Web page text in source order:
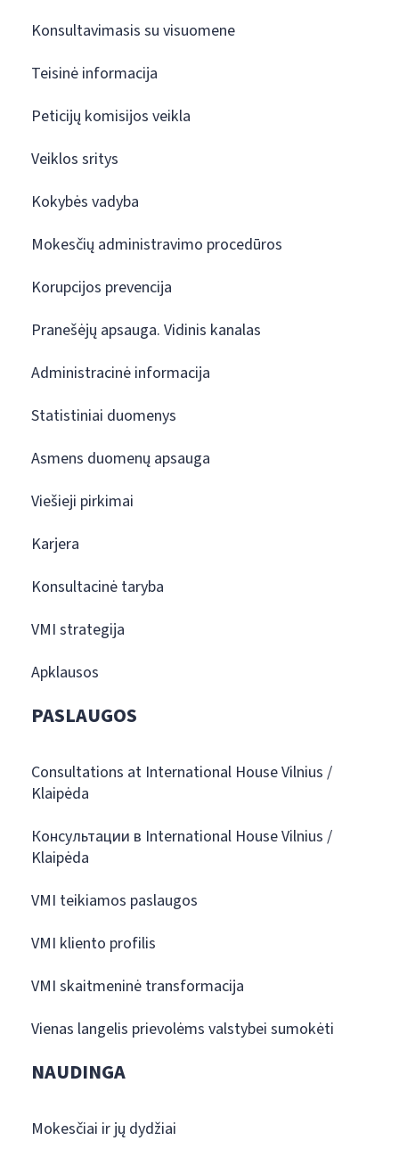
Konsultavimasis su visuomene
Teisinė informacija
Peticijų komisijos veikla
Veiklos sritys
Kokybės vadyba
Mokesčių administravimo procedūros
Korupcijos prevencija
Pranešėjų apsauga. Vidinis kanalas
Administracinė informacija
Statistiniai duomenys
Asmens duomenų apsauga
Viešieji pirkimai
Karjera
Konsultacinė taryba
VMI strategija
Apklausos
PASLAUGOS
Consultations at International House Vilnius /
Klaipėda
Консультации в International House Vilnius /
Klaipėda
VMI teikiamos paslaugos
VMI kliento profilis
VMI skaitmeninė transformacija
Vienas langelis prievolėms valstybei sumokėti
NAUDINGA
Mokesčiai ir jų dydžiai